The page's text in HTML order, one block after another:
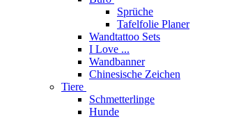
Sprüche
Tafelfolie Planer
Wandtattoo Sets
I Love ...
Wandbanner
Chinesische Zeichen
Tiere
Schmetterlinge
Hunde